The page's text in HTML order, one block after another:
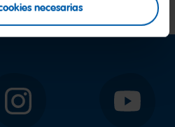
necesarias
Instagram YouTube